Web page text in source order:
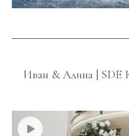
Иван & Алина | SDE